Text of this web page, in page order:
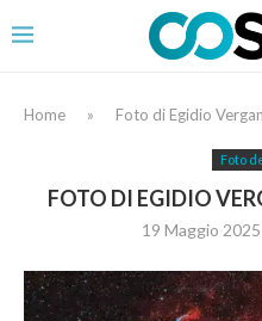
Home » Foto di Egidio
Foto
FOTO DI EGIDIO
19 Maggio 2025